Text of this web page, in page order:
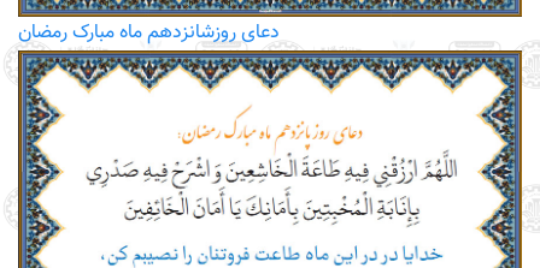
دعای روزشانزدهم ماه مبارک رمضان